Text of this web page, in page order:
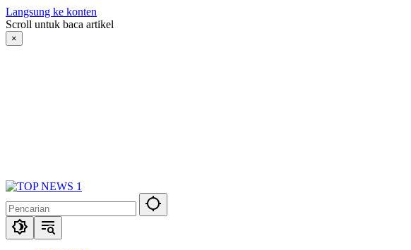
Langsung ke konten
Scroll untuk baca artikel
×